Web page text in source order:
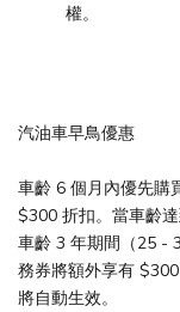
權。
汽油車早鳥優惠
車齡 6 個月內優先購
$300 折扣。當車齡
車齡 3 年期間（25 -
務券將額外享有
將自動生效。